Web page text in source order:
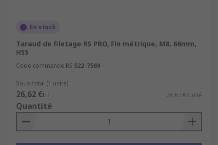
En stock
Taraud de filetage RS PRO, Fin métrique, M8, 66mm,
HSS
Code commande RS 522-7569
Sous-total (1 unité)
26,62 €HT 26,62 €/unité
Quantité